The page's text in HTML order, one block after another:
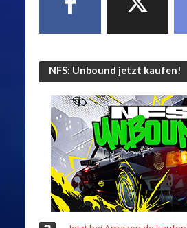
NFS: Unbound jetzt kaufen!